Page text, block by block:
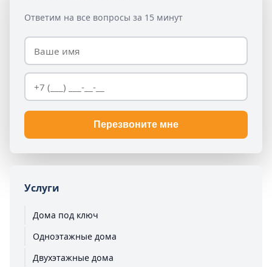
Ответим на все вопросы за 15 минут
Перезвоните мне
Услуги
Дома под ключ
Одноэтажные дома
Двухэтажные дома